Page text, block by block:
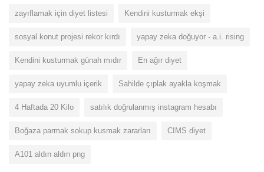
zayıflamak için diyet listesi Kendini kusturmak ekşi
sosyal konut projesi rekor kırdı yapay zeka doğuyor - a.i. rising
Kendini kusturmak günah mıdır En ağır diyet
yapay zeka uyumlu içerik Sahilde çıplak ayakla koşmak
4 Haftada 20 Kilo satılık doğrulanmış instagram hesabı
Boğaza parmak sokup kusmak zararları CIMS diyet
A101 aldın aldın png